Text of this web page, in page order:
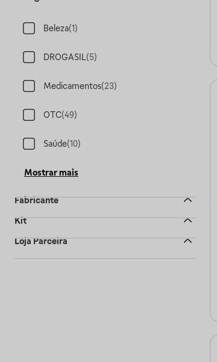
Beleza(1)
DROGASIL(5)
Medicamentos(23)
OTC(49)
Saúde(10)
Mostrar mais
Fabricante
Kit
Loja Parceira